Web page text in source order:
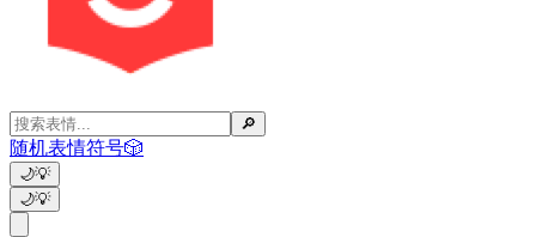
🔎
随机表情符号🎲
🌙💡
🌙💡